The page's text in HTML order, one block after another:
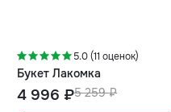
5.0 (11 оценок)
Букет Лакомка
5 259 ₽
4 996 ₽